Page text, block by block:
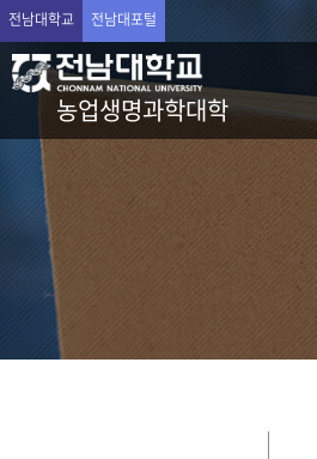
전남대학교 전남대포털
농업생명과학대학